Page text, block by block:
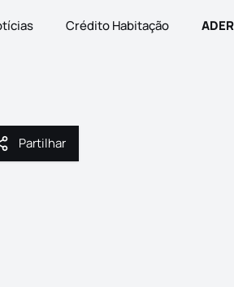
Crédito Habitação
Partilhar
Partilhar